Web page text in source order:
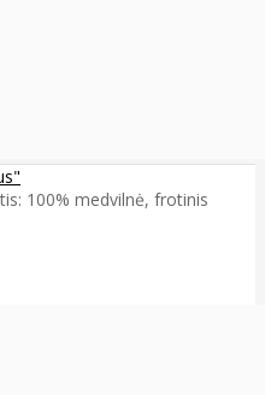
100% medvilnė, frotinis